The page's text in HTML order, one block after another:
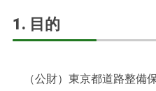
1. 目的
（公財）東京都道路整備